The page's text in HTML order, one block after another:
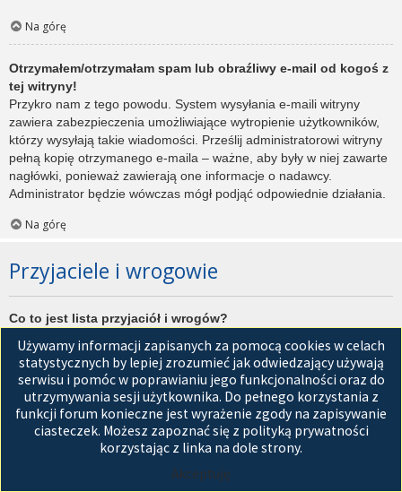
Na górę
Otrzymałem/otrzymałam spam lub obraźliwy e-mail od kogoś z
tej witryny!
Przykro nam z tego powodu. System wysyłania e-maili witryny
zawiera zabezpieczenia umożliwiające wytropienie użytkowników,
którzy wysyłają takie wiadomości. Prześlij administratorowi witryny
pełną kopię otrzymanego e-maila – ważne, aby były w niej zawarte
nagłówki, ponieważ zawierają one informacje o nadawcy.
Administrator będzie wówczas mógł podjąć odpowiednie działania.
Na górę
Przyjaciele i wrogowie
Co to jest lista przyjaciół i wrogów?
użytkowników witryny. Użytkownicy dodani do listy przyjaciół będą
wyświetleni na karciePrzyjacieleznajdującej się w panelu
zarządzania kontem. Z tego poziomu można szybko sprawdzić ich
status, a także wysłać prywatną wiadomość. Zależnie od
używanego stylu witryny, posty tych użytkowników mogą być
wyróżniane. Jeśli użytkownik zostanie dodany do listy wrogów,
Używamy informacji zapisanych za pomocą cookies w celach
statystycznych by lepiej zrozumieć jak odwiedzający używają
serwisu i pomóc w poprawianiu jego funkcjonalności oraz do
utrzymywania sesji użytkownika. Do pełnego korzystania z
funkcji forum konieczne jest wyrażenie zgody na zapisywanie
ciasteczek. Możesz zapoznać się z polityką prywatności
korzystając z linka na dole strony.
Akceptuję